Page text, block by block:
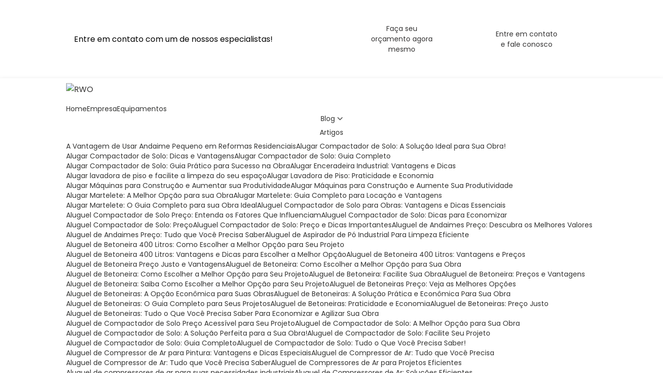
Entre em contato com um de nossos especialistas!
Faça seu
orçamento agora
mesmo
Entre em contato
e fale conosco
Home Empresa Equipamentos
Blog
Artigos
A Vantagem de Usar Andaime Pequeno em Reformas Residenciais Alugar Compactador de Solo: A Solução Ideal para Sua Obra!
Alugar Compactador de Solo: Dicas e Vantagens Alugar Compactador de Solo: Guia Completo
Alugar Compactador de Solo: Guia Prático para Sucesso na Obra Alugar Enceradeira Industrial: Vantagens e Dicas
Alugar lavadora de piso e facilite a limpeza do seu espaço Alugar Lavadora de Piso: Praticidade e Economia
Alugar Máquinas para Construção e Aumentar sua Produtividade Alugar Máquinas para Construção e Aumente Sua Produtividade
Alugar Martelete: A Melhor Opção para sua Obra Alugar Martelete: Guia Completo para Locação e Vantagens
Alugar Martelete: O Guia Completo para sua Obra Ideal Aluguel Compactador de Solo para Obras: Vantagens e Dicas Essenciais
Aluguel Compactador de Solo Preço: Entenda os Fatores Que Influenciam Aluguel Compactador de Solo: Dicas para Economizar
Aluguel Compactador de Solo: Preço Aluguel Compactador de Solo: Preço e Dicas Importantes Aluguel de Andaimes Preço: Descubra os Melhores Valores
Aluguel de Andaimes Preço: Tudo que Você Precisa Saber Aluguel de Aspirador de Pó Industrial Para Limpeza Eficiente
Aluguel de Betoneira 400 Litros: Como Escolher a Melhor Opção para Seu Projeto
Aluguel de Betoneira 400 Litros: Vantagens e Dicas para Escolher a Melhor Opção Aluguel de Betoneira 400 Litros: Vantagens e Preços
Aluguel de Betoneira Preço Justo e Vantagens Aluguel de Betoneira: Como Escolher a Melhor Opção para Sua Obra
Aluguel de Betoneira: Como Escolher a Melhor Opção para Seu Projeto Aluguel de Betoneira: Facilite Sua Obra Aluguel de Betoneira: Preços e Vantagens
Aluguel de Betoneira: Saiba Como Escolher a Melhor Opção para Seu Projeto Aluguel de Betoneiras Preço: Veja as Melhores Opções
Aluguel de Betoneiras: A Opção Econômica para Suas Obras Aluguel de Betoneiras: A Solução Prática e Econômica Para Sua Obra
Aluguel de Betoneiras: O Guia Completo para Seus Projetos Aluguel de Betoneiras: Praticidade e Economia Aluguel de Betoneiras: Preço Justo
Aluguel de Betoneiras: Tudo o Que Você Precisa Saber Para Economizar e Agilizar Sua Obra
Aluguel de Compactador de Solo Preço Acessível para Seu Projeto Aluguel de Compactador de Solo: A Melhor Opção para Sua Obra
Aluguel de Compactador de Solo: A Solução Perfeita para a Sua Obra! Aluguel de Compactador de Solo: Facilite Seu Projeto
Aluguel de Compactador de Solo: Guia Completo Aluguel de Compactador de Solo: Tudo o Que Você Precisa Saber!
Aluguel de Compressor de Ar para Pintura: Vantagens e Dicas Especiais Aluguel de Compressor de Ar: Tudo que Você Precisa
Aluguel de Compressor de Ar: Tudo que Você Precisa Saber Aluguel de Compressores de Ar para Projetos Eficientes